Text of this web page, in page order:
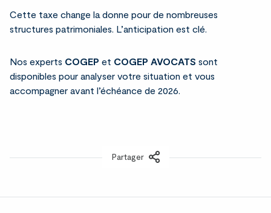
Cette taxe change la donne pour de nombreuses
structures patrimoniales. L’anticipation est clé.
Nos experts COGEP et COGEP AVOCATS sont
disponibles pour analyser votre situation et vous
accompagner avant l’échéance de 2026.
Partager
LinkedIn